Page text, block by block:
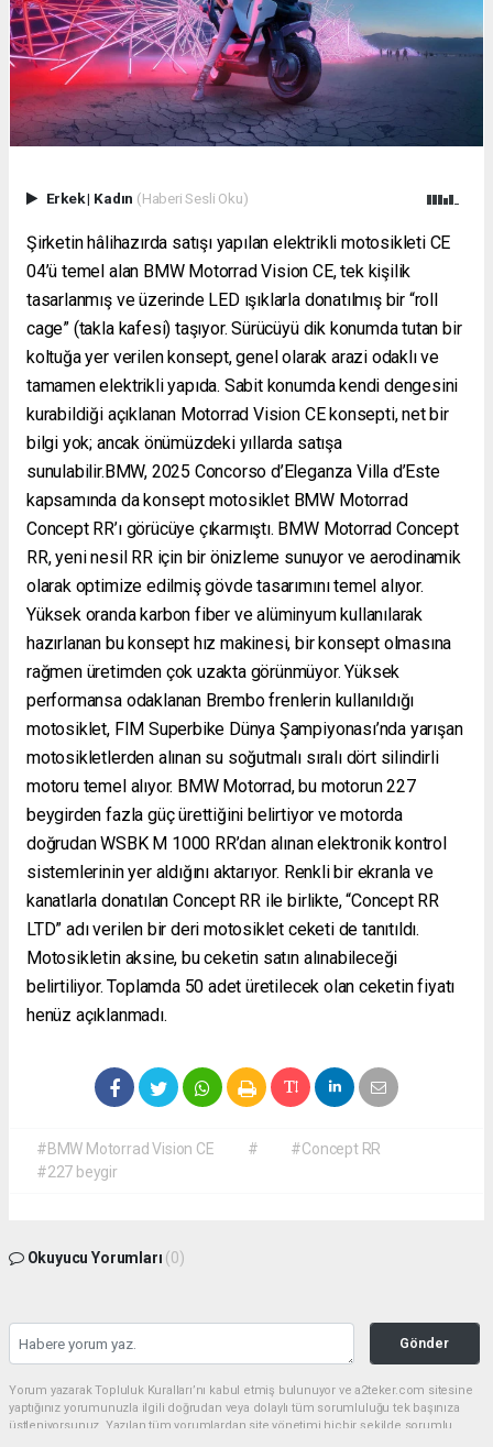
Erkek| Kadın (Haberi Sesli Oku)
Şirketin hâlihazırda satışı yapılan elektrikli motosikleti CE
04’ü temel alan BMW Motorrad Vision CE, tek kişilik
tasarlanmış ve üzerinde LED ışıklarla donatılmış bir “roll
cage” (takla kafesi) taşıyor. Sürücüyü dik konumda tutan bir
koltuğa yer verilen konsept, genel olarak arazi odaklı ve
tamamen elektrikli yapıda. Sabit konumda kendi dengesini
kurabildiği açıklanan Motorrad Vision CE konsepti, net bir
bilgi yok; ancak önümüzdeki yıllarda satışa
sunulabilir.BMW, 2025 Concorso d’Eleganza Villa d’Este
kapsamında da konsept motosiklet BMW Motorrad
Concept RR’ı görücüye çıkarmıştı. BMW Motorrad Concept
RR, yeni nesil RR için bir önizleme sunuyor ve aerodinamik
olarak optimize edilmiş gövde tasarımını temel alıyor.
Yüksek oranda karbon fiber ve alüminyum kullanılarak
hazırlanan bu konsept hız makinesi, bir konsept olmasına
rağmen üretimden çok uzakta görünmüyor. Yüksek
performansa odaklanan Brembo frenlerin kullanıldığı
motosiklet, FIM Superbike Dünya Şampiyonası’nda yarışan
motosikletlerden alınan su soğutmalı sıralı dört silindirli
motoru temel alıyor. BMW Motorrad, bu motorun 227
beygirden fazla güç ürettiğini belirtiyor ve motorda
doğrudan WSBK M 1000 RR’dan alınan elektronik kontrol
sistemlerinin yer aldığını aktarıyor. Renkli bir ekranla ve
kanatlarla donatılan Concept RR ile birlikte, “Concept RR
LTD” adı verilen bir deri motosiklet ceketi de tanıtıldı.
Motosikletin aksine, bu ceketin satın alınabileceği
belirtiliyor. Toplamda 50 adet üretilecek olan ceketin fiyatı
henüz açıklanmadı.
#BMW Motorrad Vision CE #
#Concept RR
#227 beygir
Okuyucu Yorumları (0)
Gönder
Yorum yazarak Topluluk Kuralları’nı kabul etmiş bulunuyor ve a2teker.com sitesine
yaptığınız yorumunuzla ilgili doğrudan veya dolaylı tüm sorumluluğu tek başınıza
üstleniyorsunuz. Yazılan tüm yorumlardan site yönetimi hiçbir şekilde sorumlu